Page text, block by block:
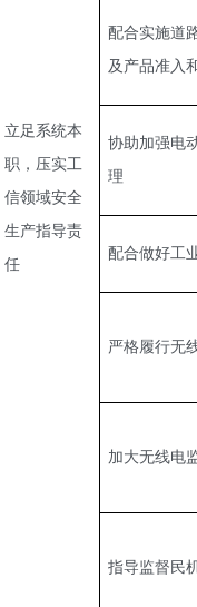
立足系统本
职，压实工
信领域安全
生产指导责
任
配合实施道
及产品准入
协助加强电
理
配合做好工
严格履行无
加大无线电
指导监督民